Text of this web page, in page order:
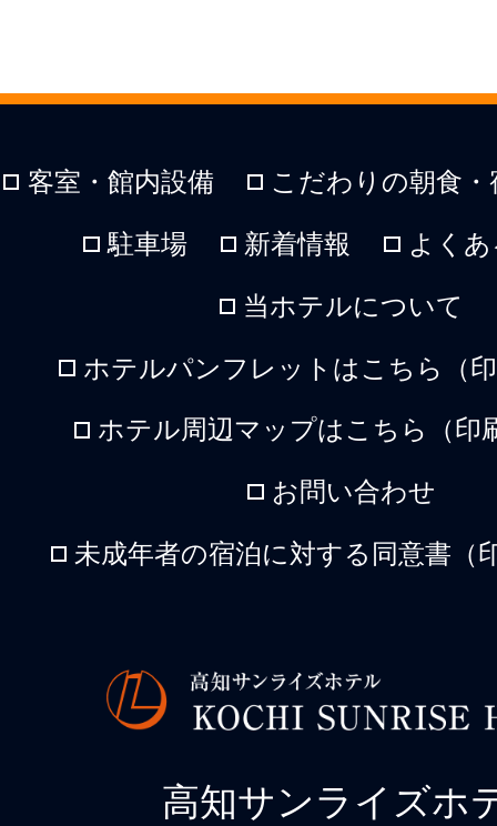
客室・館内設備 こだわりの朝食
駐車場 新着情報 よく
当ホテルについて
ホテルパンフレットはこちら（
ホテル周辺マップはこちら（印
お問い合わせ
未成年者の宿泊に対する同意書（
高知サンライズホ